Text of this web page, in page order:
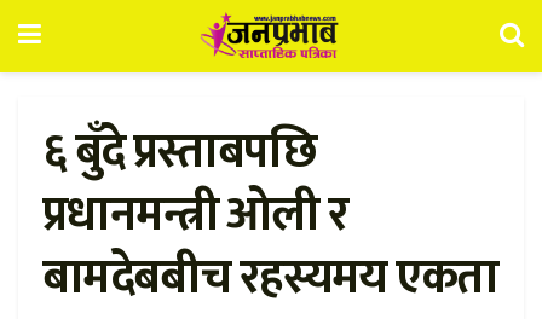
६ बुँदे प्रस्ताबपछि
प्रधानमन्त्री ओली र
बामदेबबीच रहस्यमय एकता